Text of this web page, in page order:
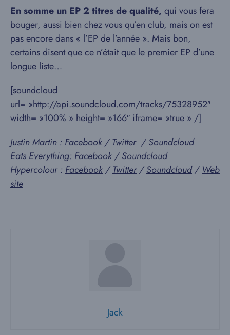
En somme un EP 2 titres de qualité, qui vous fera
bouger, aussi bien chez vous qu’en club, mais on est
pas encore dans « l’EP de l’année ». Mais bon,
certains disent que ce n’était que le premier EP d’une
longue liste…
[soundcloud
url= »http://api.soundcloud.com/tracks/75328952″
width= »100% » height= »166″ iframe= »true » /]
Justin Martin :Facebook/Twitter/Soundcloud
Eats Everything:Facebook/Soundcloud
Hypercolour :Facebook/Twitter/Soundcloud/Web
site
Jack